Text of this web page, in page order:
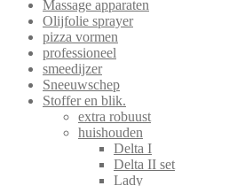
Massage apparaten
Olijfolie sprayer
pizza vormen
professioneel
smeedijzer
Sneeuwschep
Stoffer en blik.
extra robuust
huishouden
Delta I
Delta II set
Lady